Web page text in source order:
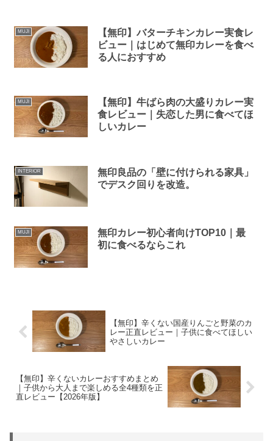
MUJI
【無印】バターチキンカレー実食レ
ビュー｜はじめて無印カレーを食べ
る人におすすめ
MUJI
【無印】牛ばら肉の大盛りカレー実
食レビュー｜失恋した男に食べてほ
しいカレー
INTERIOR
無印良品の「壁に付けられる家具」
でデスク回りを改造。
MUJI
無印カレー初心者向けTOP10｜最
初に食べるならこれ
【無印】辛くない国産りんごと野菜のカ
レー正直レビュー｜子供に食べてほしい
やさしいカレー
【無印】辛くないカレーおすすめまとめ
｜子供から大人まで楽しめる全4種類を正
直レビュー【2026年版】